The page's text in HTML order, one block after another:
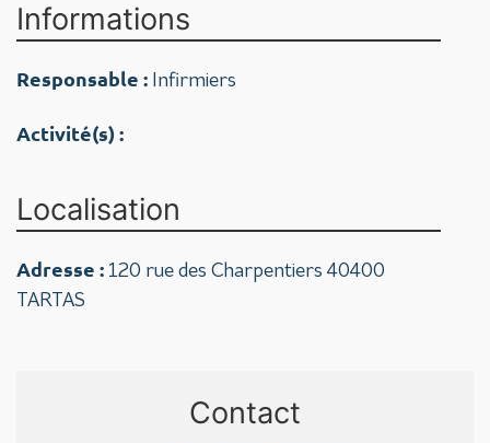
Informations
Responsable : Infirmiers
Activité(s) :
Localisation
Adresse : 120 rue des Charpentiers 40400
TARTAS
Contact